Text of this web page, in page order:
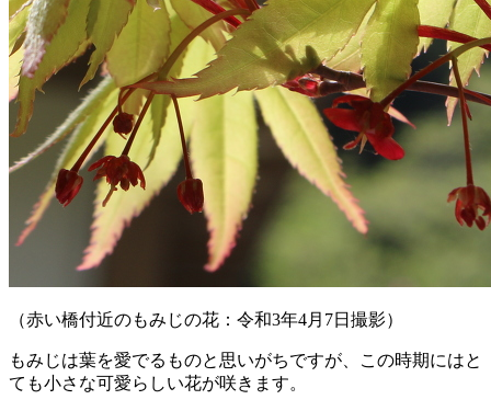
（赤い橋付近のもみじの花：令和3年4月7日撮影）
もみじは葉を愛でるものと思いがちですが、この時期にはと
ても小さな可愛らしい花が咲きます。